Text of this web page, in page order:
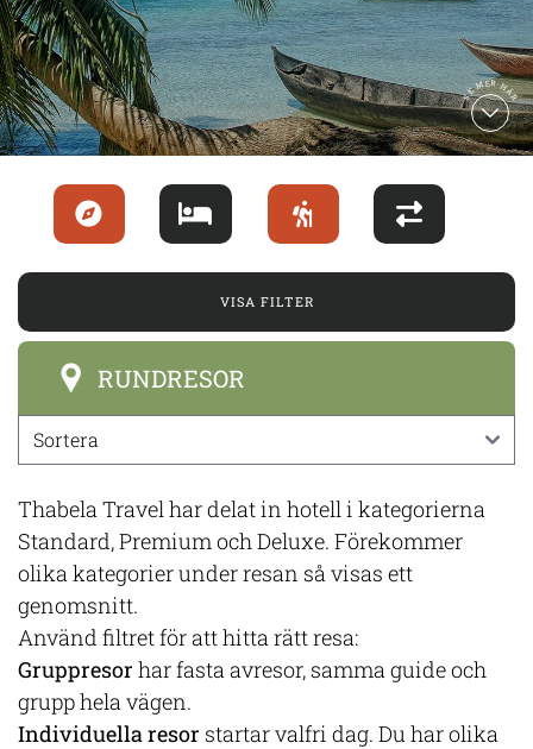
SE MER HÄR
VISA FILTER
RUNDRESOR
Thabela Travel har delat in hotell i kategorierna
Standard, Premium och Deluxe. Förekommer
olika kategorier under resan så visas ett
genomsnitt.
Använd filtret för att hitta rätt resa:
Gruppresor har fasta avresor, samma guide och
grupp hela vägen.
Individuella resor startar valfri dag. Du har olika